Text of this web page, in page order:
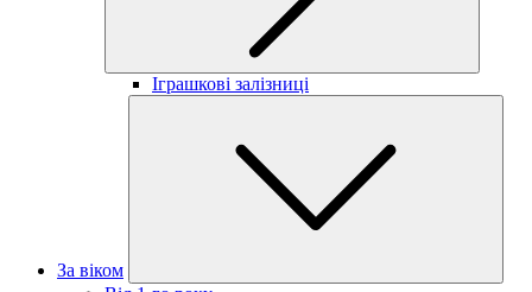
Іграшкові залізниці
За віком